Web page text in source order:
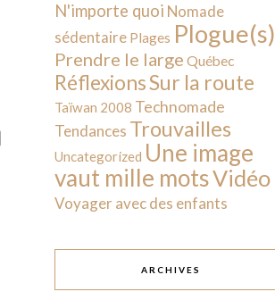
N'importe quoi Nomade
sédentaire Plages Plogue(s)
Prendre le large Québec
RéflexionsSur la route
Taïwan 2008 Technomade
Tendances Trouvailles
Uncategorized Une image
vaut mille motsVidéo
Voyager avec des enfants
ARCHIVES